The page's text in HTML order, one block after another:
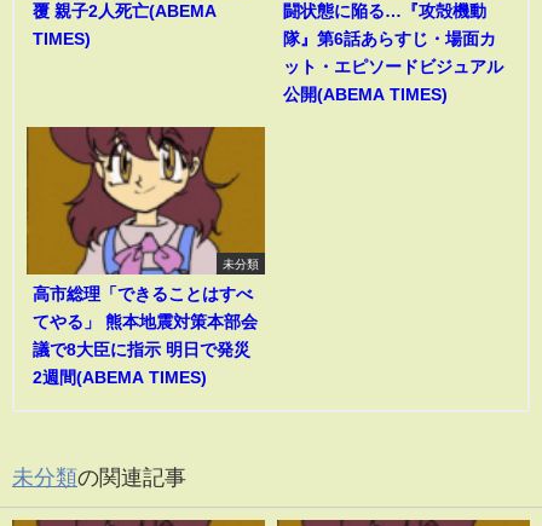
覆 親子2人死亡(ABEMA
TIMES)
闘状態に陥る…『攻殻機動
隊』第6話あらすじ・場面カ
ット・エピソードビジュアル
公開(ABEMA TIMES)
未分類
高市総理「できることはすべ
てやる」 熊本地震対策本部会
議で8大臣に指示 明日で発災
2週間(ABEMA TIMES)
未分類の関連記事